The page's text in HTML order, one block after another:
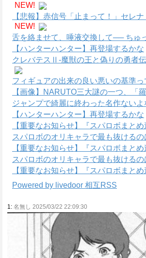
NEW!
【悲報】赤信号「止まって！」セレ
NEW!
舌を絡ませて、唾液交換して── ちゅ
【ハンターハンター】再登場するかな
クレバテスⅡ-魔獣の王と偽りの勇者
フィギュアの出来の良い悪いの基準
【画像】NARUTO三大謎の一つ、「
ジャンプで綺麗に終わった名作ないよ
【ハンターハンター】再登場するかな
【重要なお知らせ】『スパロボまと
スパロボのオリキャラで最も抜けるの
【重要なお知らせ】『スパロボまと
スパロボのオリキャラで最も抜けるの
【重要なお知らせ】『スパロボまと
Powered by livedoor 相互RSS
1: 名無し 2025/03/22 22:09:30